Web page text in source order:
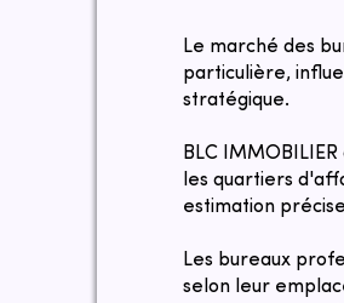
Le marché des
particulière,
stratégique.
BLC
les quartiers
estimation
​Les bureaux
selon leur